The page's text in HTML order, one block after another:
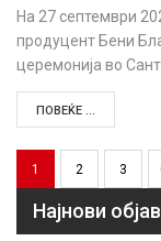
На 27 септември
продуцент Бени
церемонија во
ПОВЕЌЕ ...
1 2 3
Најнови